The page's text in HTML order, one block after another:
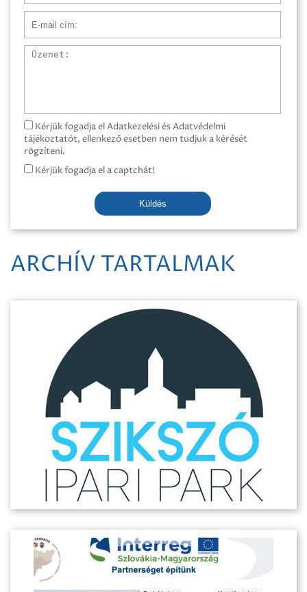
Üzenet
Kérjük fogadja el Adatkezelési és Adatvédelmi
tájékoztatót, ellenkező esetben nem tudjuk a kérését
rögzíteni.
Kérjük fogadja el a captchát!
Küldés
ARCHÍV TARTALMAK